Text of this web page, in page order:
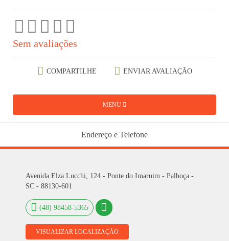
Sem avaliações
COMPARTILHE ENVIAR AVALIAÇÃO
MENU
Endereço e Telefone
Avenida Elza Lucchi, 124 - Ponte do Imaruim - Palhoça -
SC - 88130-601
(48) 98458-5365
VISUALIZAR LOCALIZAÇÃO